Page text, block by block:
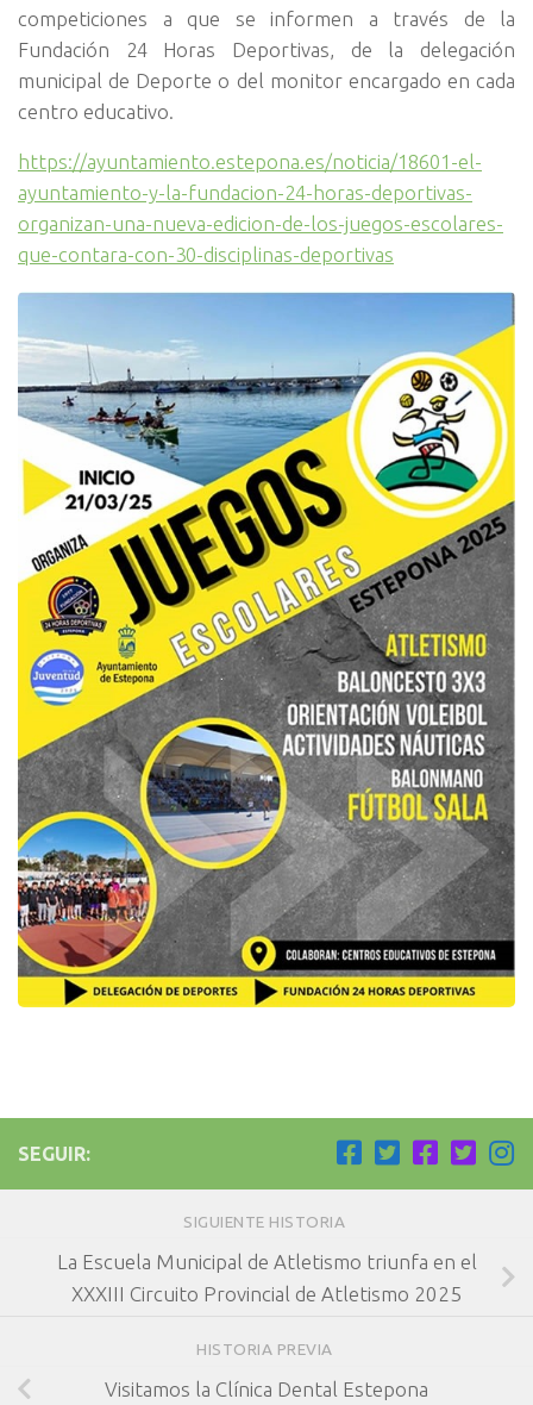
competiciones a que se informen a través de la
Fundación 24 Horas Deportivas, de la delegación
municipal de Deporte o del monitor encargado en cada
centro educativo.
https://ayuntamiento.estepona.es/noticia/18601-el-
ayuntamiento-y-la-fundacion-24-horas-deportivas-
organizan-una-nueva-edicion-de-los-juegos-escolares-
que-contara-con-30-disciplinas-deportivas
SEGUIR:
SIGUIENTE HISTORIA
La Escuela Municipal de Atletismo triunfa en el
XXXIII Circuito Provincial de Atletismo 2025
HISTORIA PREVIA
Visitamos la Clínica Dental Estepona